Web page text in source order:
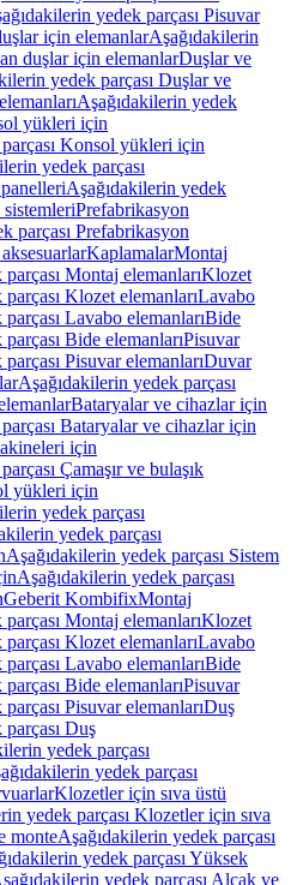
yedek parçası Pisuvar
için elemanlarAşağıdakilerin
duşlar için elemanlarDuşlar ve
yedek parçası Duşlar ve
Aşağıdakilerin yedek
yükleri için
Konsol yükleri için
yedek parçası
Aşağıdakilerin yedek
sistemleriPrefabrikasyon
parçası Prefabrikasyon
KaplamalarMontaj
Montaj elemanlarıKlozet
Klozet elemanlarıLavabo
Lavabo elemanlarıBide
Bide elemanlarıPisuvar
Pisuvar elemanlarıDuvar
Aşağıdakilerin yedek parçası
Bataryalar ve cihazlar için
Bataryalar ve cihazlar için
için
Çamaşır ve bulaşık
yükleri için
yedek parçası
yedek parçası
Aşağıdakilerin yedek parçası Sistem
Aşağıdakilerin yedek parçası
Geberit KombifixMontaj
Montaj elemanlarıKlozet
Klozet elemanlarıLavabo
Lavabo elemanlarıBide
Bide elemanlarıPisuvar
Pisuvar elemanlarıDuş
Duş
yedek parçası
yedek parçası
Klozetler için sıva üstü
yedek parçası Klozetler için sıva
monteAşağıdakilerin yedek parçası
yedek parçası Yüksek
yedek parçası Alçak ve